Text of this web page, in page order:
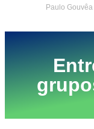
Paulo Gouvêa